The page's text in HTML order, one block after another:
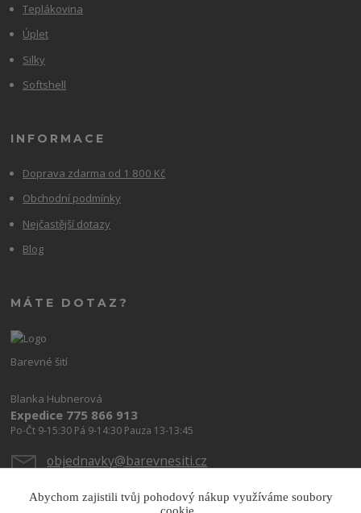
Teplákovina
Úplet
Silky
Softshell
INFORMACE
Doprava zdarma od 1 800 Kč
Obchodní podmínky
Nejčastější dotazy
Blog
MÁTE DOTAZ?
Barevné šití
Blanka Hubnerová
Expedice 775 866 913
Po-Čt 9-15:30 Pá 9-14:30 Pauza 13-13:45
objednavky@barevnesiti.cz
Abychom zajistili tvůj pohodový nákup využíváme soubory
cookie.